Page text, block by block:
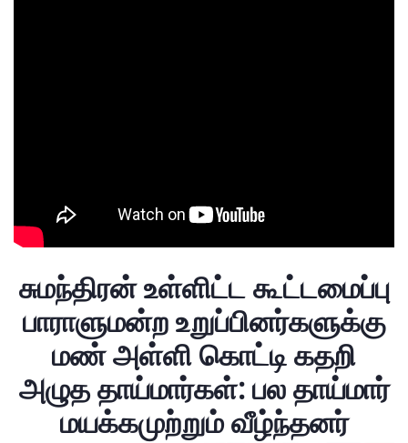
சுமந்திரன் உள்ளிட்ட கூட்டமைப்பு
பாராளுமன்ற உறுப்பினர்களுக்கு
மண் அள்ளி கொட்டி கதறி
அழுத தாய்மார்கள்: பல தாய்மார்
மயக்கமுற்றும் வீழ்ந்தனர்